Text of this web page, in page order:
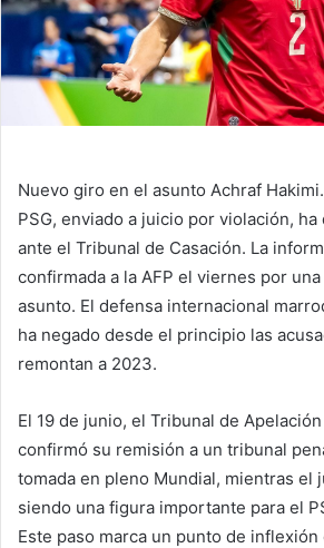
Nuevo giro en el asunto Achraf
PSG, enviado a juicio por violación,
ante el Tribunal de Casación. La
confirmada a la AFP el viernes por
asunto. El defensa internacional
ha negado desde el principio las
remontan a 2023.
El 19 de junio, el Tribunal de
confirmó su remisión a un tribunal
tomada en pleno Mundial, mientras el
siendo una figura importante para el
Este paso marca un punto de